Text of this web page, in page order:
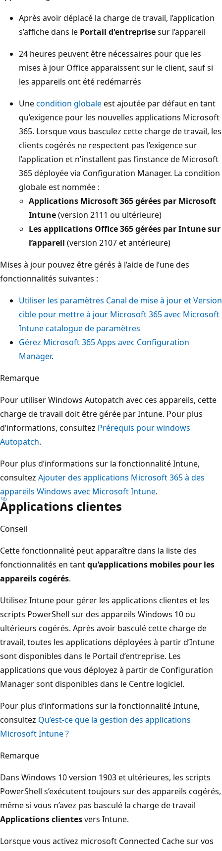
Après avoir déplacé la charge de travail, l’application
s’affiche dans le Portail d'entreprisesur l’appareil
24 heures peuvent être nécessaires pour que les
mises à jour Office apparaissent sur le client, sauf si
les appareils ont été redémarrés
Unecondition globaleest ajoutée par défaut en tant
qu’exigence pour les nouvelles applications Microsoft
365. Lorsque vous basculez cette charge de travail, les
clients cogérés ne respectent pas l’exigence sur
l’application et n’installent pas l’instance de Microsoft
365 déployée via Configuration Manager. La condition
globale est nommée :
Applications Microsoft 365 gérées par Microsoft
Intune(version 2111 ou ultérieure)
Les applications Office 365 gérées par Intune sur
l’appareil (version 2107 et antérieure)
Mises à jour pouvez être gérés à l’aide de l’une des
fonctionnalités suivantes :
Utiliser les paramètres Canal de mise à jour et Version
cible pour mettre à jour Microsoft 365 avec Microsoft
Intune catalogue de paramètres
Gérez Microsoft 365 Apps avec Configuration
Manager.
Remarque
Pour utiliser Windows Autopatch avec ces appareils, cette
charge de travail doit être gérée par Intune. Pour plus
d’informations, consultez Prérequis pour windows
Autopatch.
Pour plus d’informations sur la fonctionnalité Intune,
consultez Ajouter des applications Microsoft 365 à des
appareils Windows avec Microsoft Intune.
Applications clientes
Conseil
Cette fonctionnalité peut apparaître dans la liste des
fonctionnalités en tantqu’applications mobiles pour les
appareils cogérés.
Utilisez Intune pour gérer les applications clientes et les
scripts PowerShell sur des appareils Windows 10 ou
ultérieurs cogérés. Après avoir basculé cette charge de
travail, toutes les applications déployées à partir d’Intune
sont disponibles dans le Portail d’entreprise. Les
applications que vous déployez à partir de Configuration
Manager sont disponibles dans le Centre logiciel.
Pour plus d’informations sur la fonctionnalité Intune,
consultez Qu’est-ce que la gestion des applications
Microsoft Intune ?
Remarque
Dans Windows 10 version 1903 et ultérieures, les scripts
PowerShell s’exécutent toujours sur des appareils cogérés,
même si vous n’avez pas basculé la charge de travail
Applications clientesvers Intune.
Lorsque vous activez microsoft Connected Cache sur vos